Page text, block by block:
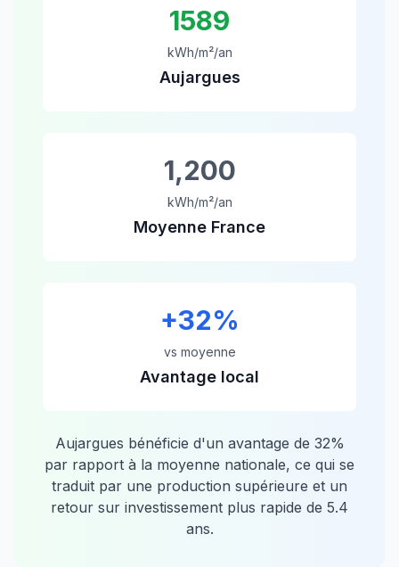
1589
kWh/m²/an
Aujargues
1,200
kWh/m²/an
Moyenne France
+32%
vs moyenne
Avantage local
Aujargues bénéficie d'un avantage de 32%
par rapport à la moyenne nationale, ce qui se
traduit par une production supérieure et un
retour sur investissement plus rapide de 5.4
ans.